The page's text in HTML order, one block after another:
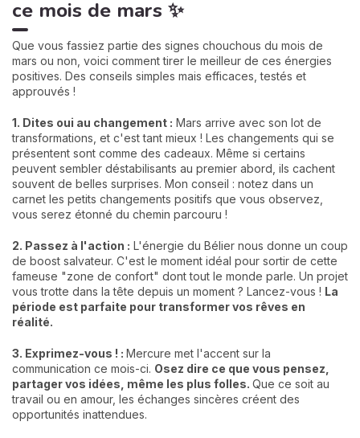
ce mois de mars ✨
Que vous fassiez partie des signes chouchous du mois de
mars ou non, voici comment tirer le meilleur de ces énergies
positives. Des conseils simples mais efficaces, testés et
approuvés !
1. Dites oui au changement : Mars arrive avec son lot de
transformations, et c'est tant mieux ! Les changements qui se
présentent sont comme des cadeaux. Même si certains
peuvent sembler déstabilisants au premier abord, ils cachent
souvent de belles surprises. Mon conseil : notez dans un
carnet les petits changements positifs que vous observez,
vous serez étonné du chemin parcouru !
2. Passez à l'action : L'énergie du Bélier nous donne un coup
de boost salvateur. C'est le moment idéal pour sortir de cette
fameuse "zone de confort" dont tout le monde parle. Un projet
vous trotte dans la tête depuis un moment ? Lancez-vous ! La
période est parfaite pour transformer vos rêves en
réalité.
3. Exprimez-vous ! : Mercure met l'accent sur la
communication ce mois-ci. Osez dire ce que vous pensez,
partager vos idées, même les plus folles. Que ce soit au
travail ou en amour, les échanges sincères créent des
opportunités inattendues.